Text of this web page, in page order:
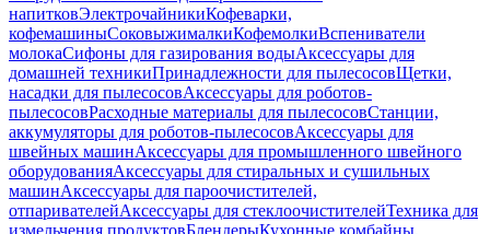
напитковЭлектрочайникиКофеварки,
кофемашиныСоковыжималкиКофемолкиВспениватели
молокаСифоны для газирования водыАксессуары для
домашней техникиПринадлежности для пылесосовЩетки,
насадки для пылесосовАксессуары для роботов-
пылесосовРасходные материалы для пылесосовСтанции,
аккумуляторы для роботов-пылесосовАксессуары для
швейных машинАксессуары для промышленного швейного
оборудованияАксессуары для стиральных и сушильных
машинАксессуары для пароочистителей,
отпаривателейАксессуары для стеклоочистителейТехника для
измельчения продуктовБлендерыКухонные комбайны,